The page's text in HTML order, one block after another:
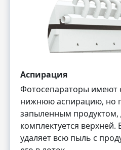
Аспирация
Фотосепараторы имеют
нижнюю аспирацию, но
запыленным продуктом,
комплектуется верхней.
удаляет всю пыль с